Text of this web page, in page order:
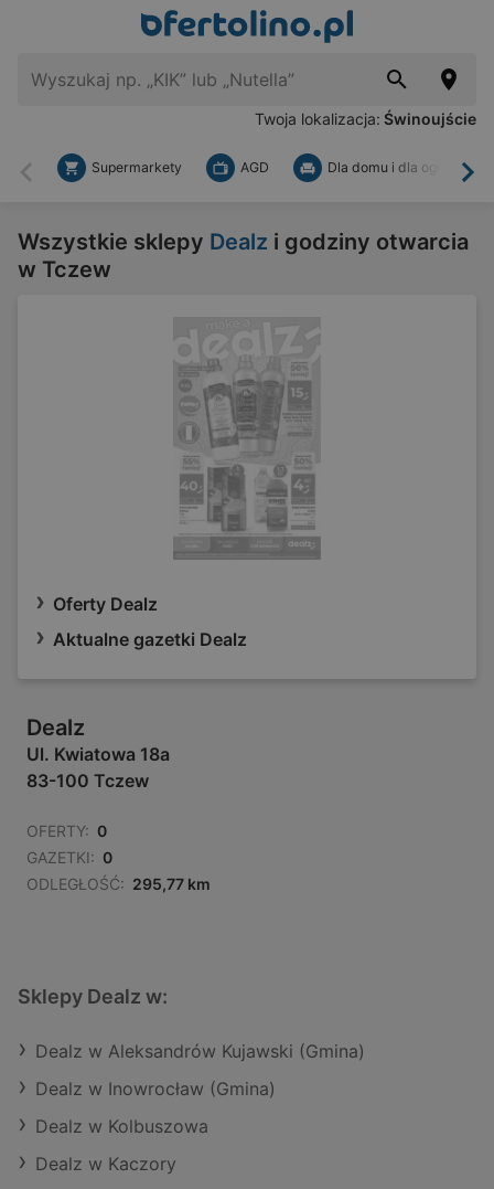
Twoja lokalizacja: Świnoujście
Wstecz
Supermarkety AGD Dla domu i dla ogrodu
Wszystkie sklepy Dealz i godziny otwarcia
w Tczew
Oferty Dealz
Aktualne gazetki Dealz
Dealz
Ul. Kwiatowa 18a
83-100 Tczew
OFERTY: 0
GAZETKI: 0
ODLEGŁOŚĆ: 295,77 km
Sklepy Dealz w:
Dealz w Aleksandrów Kujawski (Gmina)
Dealz w Inowrocław (Gmina)
Dealz w Kolbuszowa
Dealz w Kaczory